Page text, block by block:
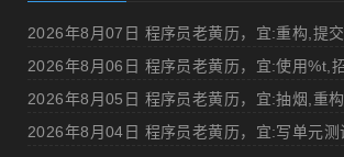
2026年8月05日 程序员老黄历，宜:抽烟,重构